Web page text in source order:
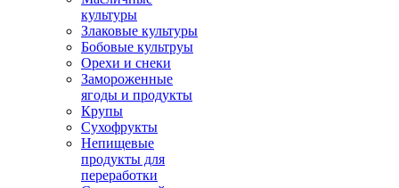
культуры
Злаковые культуры
Бобовые культруы
Орехи и снеки
Замороженные
ягоды и продукты
Крупы
Сухофрукты
Непищевые
продукты для
переработки